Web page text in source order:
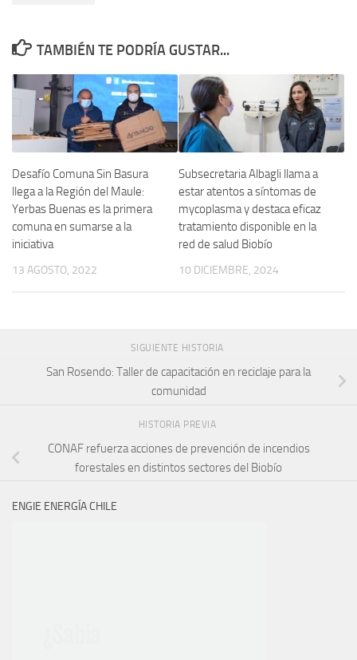
TAMBIÉN TE PODRÍA GUSTAR...
Desafío Comuna Sin Basura
llega a la Región del Maule:
Yerbas Buenas es la primera
comuna en sumarse a la
iniciativa
13 AGOSTO, 2022
Subsecretaria Albagli llama a
estar atentos a síntomas de
mycoplasma y destaca eficaz
tratamiento disponible en la
red de salud Biobío
10 DICIEMBRE, 2024
SIGUIENTE HISTORIA
San Rosendo: Taller de capacitación en reciclaje para la
comunidad
HISTORIA PREVIA
CONAF refuerza acciones de prevención de incendios
forestales en distintos sectores del Biobío
ENGIE ENERGÍA CHILE